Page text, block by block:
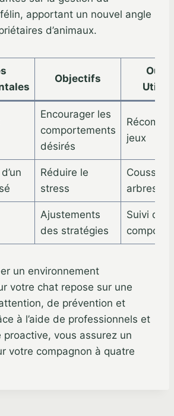
apportant un nouvel angle
d’animaux.
Objectifs
Encourager les
comportements
désirés
jeux
Réduire le
stress
Coussins,
arbres à
Ajustements
des stratégies
Suivi du
un environnement
votre chat repose sur une
de prévention et
à l’aide de professionnels et
proactive, vous assurez un
votre compagnon à quatre